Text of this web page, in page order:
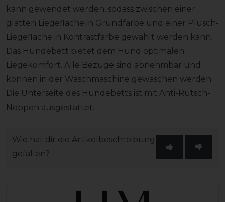
kann gewendet werden, sodass zwischen einer
glatten Liegefläche in Grundfarbe und einer Plüsch-
Liegefläche in Kontrastfarbe gewählt werden kann.
Das Hundebett bietet dem Hund optimalen
Liegekomfort. Alle Bezüge sind abnehmbar und
können in der Waschmaschine gewaschen werden.
Die Unterseite des Hundebetts ist mit Anti-Rutsch-
Noppen ausgestattet.
Wie hat dir die Artikelbeschreibung
gefallen?